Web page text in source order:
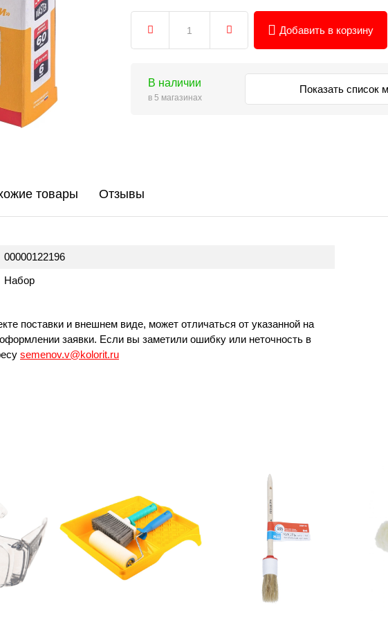
Добавить в корзину
В наличии
в 5 магазинах
Показать список
товары Отзывы
00000122196
Набор
поставки и внешнем виде, может отличаться от указанной на
заявки. Если вы заметили ошибку или неточность в
semenov.v@kolorit.ru